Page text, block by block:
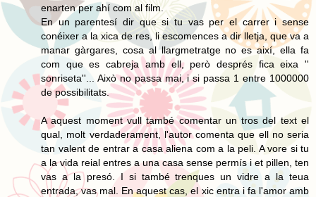
enarten per ahí com al film.
En un parentesí dir que si tu vas per el carrer i sense
conéixer a la xica de res, li escomences a dir lletja, que va a
manar gàrgares, cosa al llargmetratge no es així, ella fa
com que es cabreja amb ell, però després fica eixa ''
sonriseta''... Això no passa mai, i si passa 1 entre 1000000
de possibilitats.
A aquest moment vull també comentar un tros del text el
qual, molt verdaderament, l'autor comenta que ell no seria
tan valent de entrar a casa aliena com a la peli. A vore si tu
a la vida reial entres a una casa sense permís i et pillen, ten
vas a la presó. I si també trenques un vidre a la teua
entrada, vas mal. En aquest cas, el xic entra i fa l'amor amb